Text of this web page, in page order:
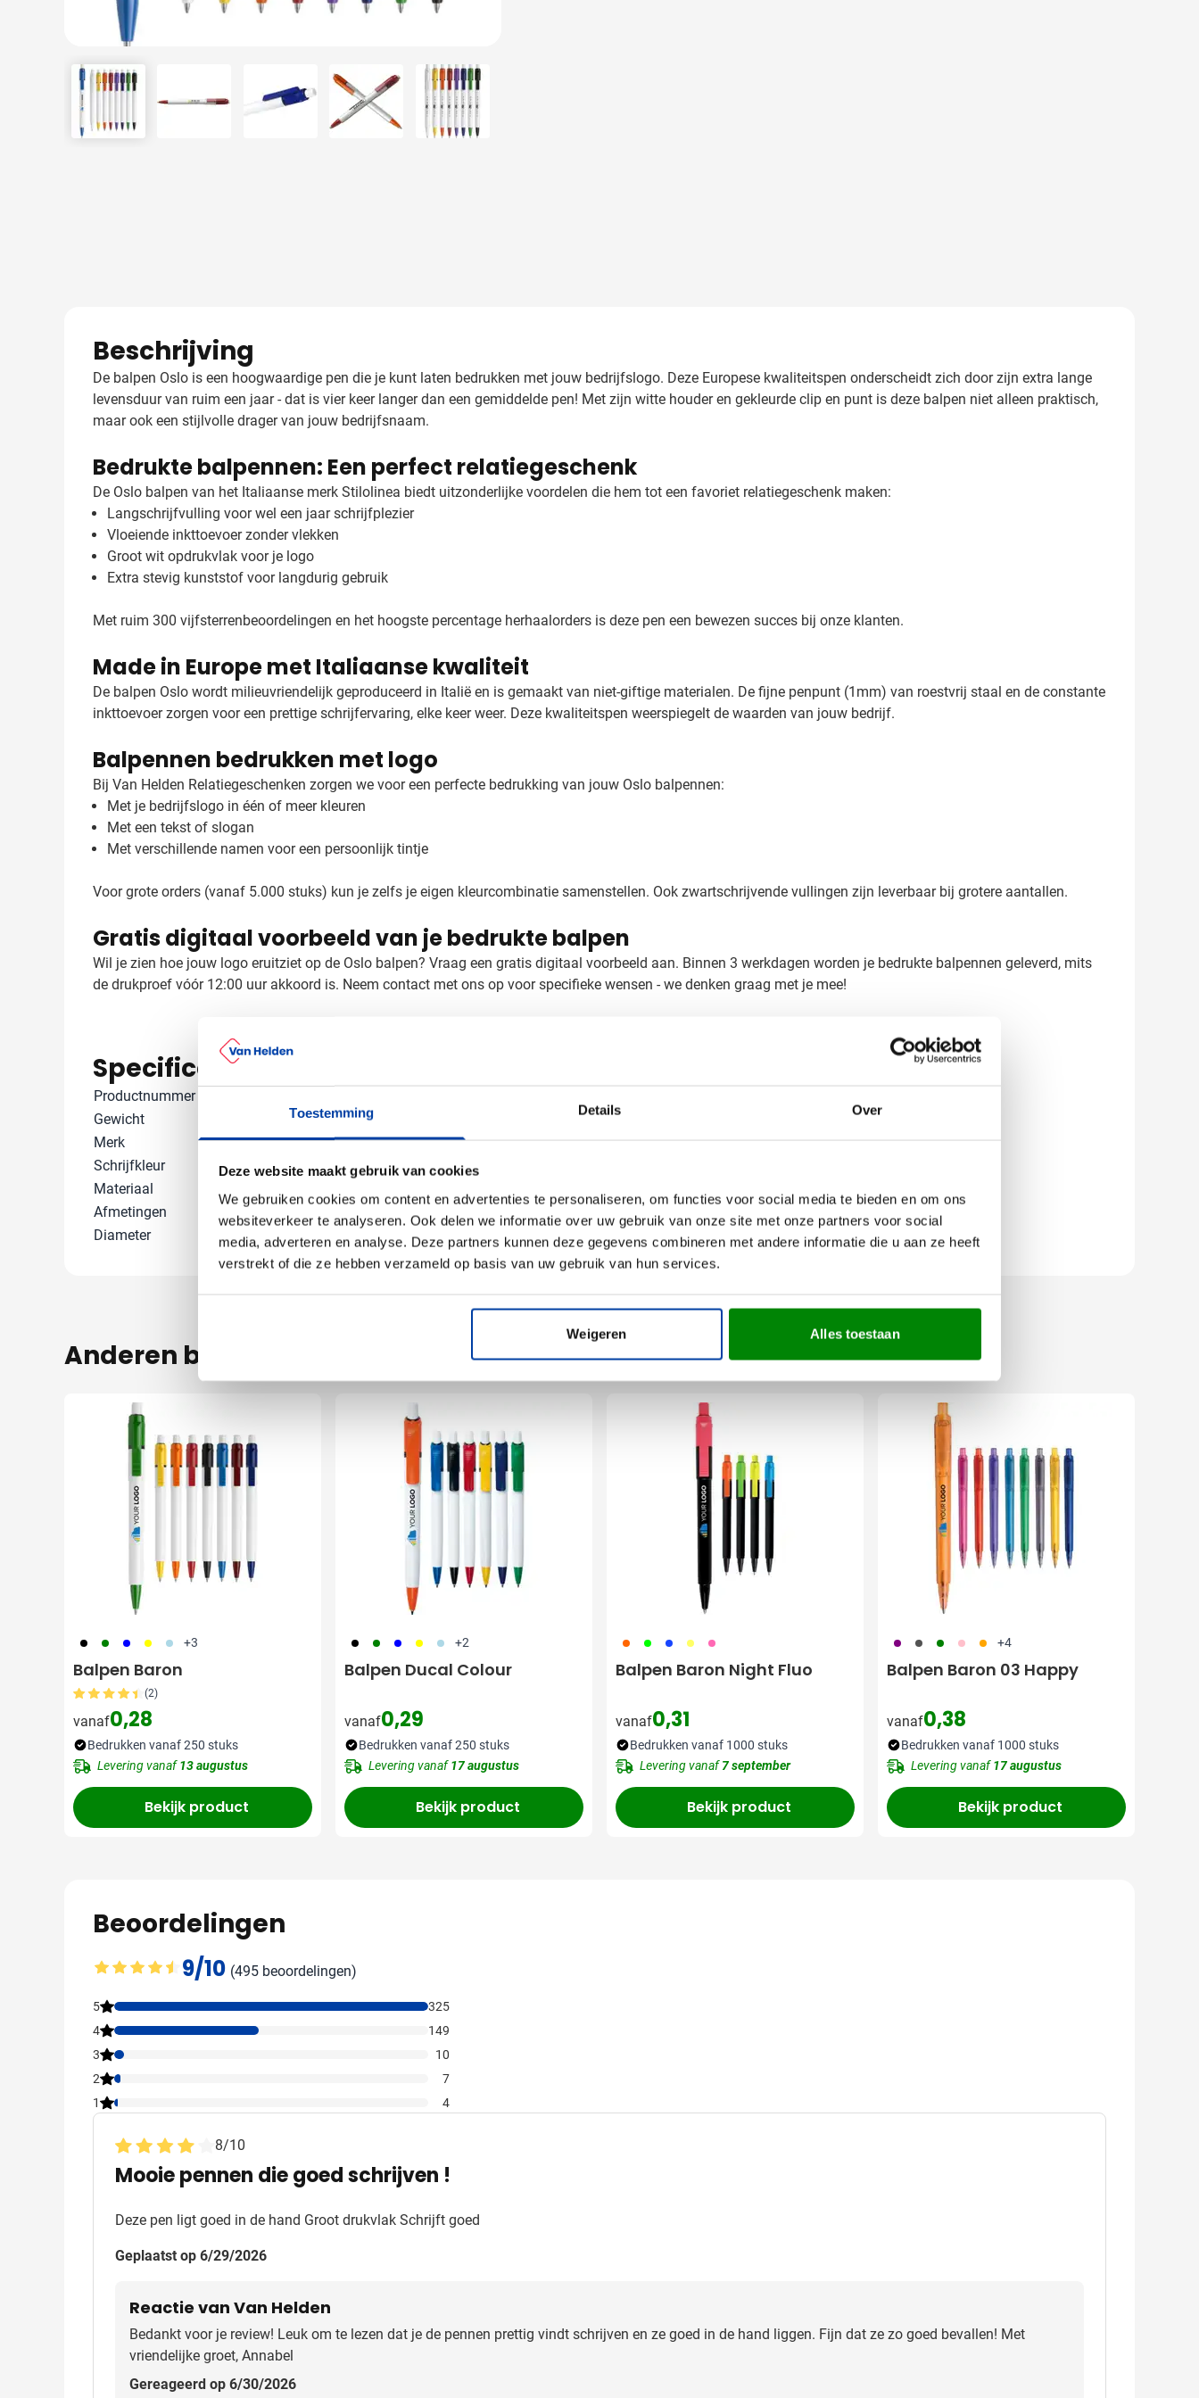
Toestemming Details Over
Deze website maakt gebruik van cookies
We gebruiken cookies om content en advertenties te personaliseren, om functies voor social media te bieden en om ons
websiteverkeer te analyseren. Ook delen we informatie over uw gebruik van onze site met onze partners voor social
media, adverteren en analyse. Deze partners kunnen deze gegevens combineren met andere informatie die u aan ze heeft
verstrekt of die ze hebben verzameld op basis van uw gebruik van hun services.
Weigeren Alles toestaan
View larger image View larger imageView larger imageView larger image
Beschrijving
De balpen Oslo is een hoogwaardige pen die je kunt laten bedrukken met jouw bedrijfslogo. Deze Europese kwaliteitspen onderscheidt zich door zijn extra lange
levensduur van ruim een jaar - dat is vier keer langer dan een gemiddelde pen! Met zijn witte houder en gekleurde clip en punt is deze balpen niet alleen praktisch,
maar ook een stijlvolle drager van jouw bedrijfsnaam.
Bedrukte balpennen: Een perfect relatiegeschenk
De Oslo balpen van het Italiaanse merk Stilolinea biedt uitzonderlijke voordelen die hem tot een favoriet relatiegeschenk maken:
Langschrijfvulling voor wel een jaar schrijfplezier
Vloeiende inkttoevoer zonder vlekken
Groot wit opdrukvlak voor je logo
Extra stevig kunststof voor langdurig gebruik
Met ruim 300 vijfsterrenbeoordelingen en het hoogste percentage herhaalorders is deze pen een bewezen succes bij onze klanten.
Made in Europe met Italiaanse kwaliteit
De balpen Oslo wordt milieuvriendelijk geproduceerd in Italië en is gemaakt van niet-giftige materialen. De fijne penpunt (1mm) van roestvrij staal en de constante
inkttoevoer zorgen voor een prettige schrijfervaring, elke keer weer. Deze kwaliteitspen weerspiegelt de waarden van jouw bedrijf.
Balpennen bedrukken met logo
Bij Van Helden Relatiegeschenken zorgen we voor een perfecte bedrukking van jouw Oslo balpennen:
Met je bedrijfslogo in één of meer kleuren
Met een tekst of slogan
Met verschillende namen voor een persoonlijk tintje
Voor grote orders (vanaf 5.000 stuks) kun je zelfs je eigen kleurcombinatie samenstellen. Ook zwartschrijvende vullingen zijn leverbaar bij grotere aantallen.
Gratis digitaal voorbeeld van je bedrukte balpen
Wil je zien hoe jouw logo eruitziet op de Oslo balpen? Vraag een gratis digitaal voorbeeld aan. Binnen 3 werkdagen worden je bedrukte balpennen geleverd, mits
de drukproef vóór 12:00 uur akkoord is. Neem contact met ons op voor specifieke wensen - we denken graag met je mee!
Specificaties
Productnummer
Gewicht
9 gram
Merk
Stilolinea
Schrijfkleur
Blauw
Materiaal
Afmetingen
13.4 cm (h)
Diameter
Anderen bekeken ook
001 004 005 006 018 +3
Balpen Baron
(2)
vanaf0,28
Bedrukken vanaf 250 stuks
Levering vanaf13 augustus
Bekijk product
001 004 005 006 018 +2
Balpen Ducal Colour
vanaf0,29
Bedrukken vanaf 250 stuks
Levering vanaf17 augustus
Bekijk product
367 368 457 416 490
Balpen Baron Night Fluo
vanaf0,31
Bedrukken vanaf 1000 stuks
Levering vanaf7 september
Bekijk product
024 387 004 017 007 +4
Balpen Baron 03 Happy
vanaf0,38
Bedrukken vanaf 1000 stuks
Levering vanaf17 augustus
Bekijk product
Beoordelingen
Gemiddelde beoordeling: 9 van 10
9/10 (495 beoordelingen)
5
325
4
149
3
10
2
7
1
4
8/10
Mooie pennen die goed schrijven !
Deze pen ligt goed in de hand Groot drukvlak Schrijft goed
Geplaatst op 6/29/2026
Reactie van Van Helden
Bedankt voor je review! Leuk om te lezen dat je de pennen prettig vindt schrijven en ze goed in de hand liggen. Fijn dat ze zo goed bevallen! Met
vriendelijke groet, Annabel
Gereageerd op 6/30/2026